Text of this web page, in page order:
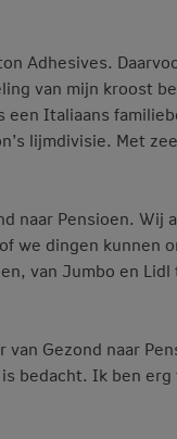
Adhesives.
van mijn kroost
een Italiaans
lijmdivisie. Met
naar Pensioen.
we dingen kunnen
van Jumbo en
van Gezond naar
bedacht. Ik ben